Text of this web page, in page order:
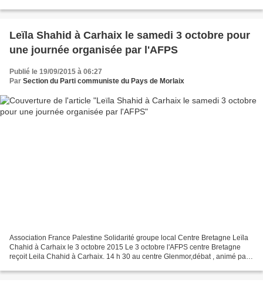
Leïla Shahid à Carhaix le samedi 3 octobre pour
une journée organisée par l'AFPS
Publié le 19/09/2015 à 06:27
Par Section du Parti communiste du Pays de Morlaix
Association France Palestine Solidarité groupe local Centre Bretagne Leïla
Chahid à Carhaix le 3 octobre 2015 Le 3 octobre l'AFPS centre Bretagne
reçoit Leila Chahid à Carhaix. 14 h 30 au centre Glenmor,débat , animé par